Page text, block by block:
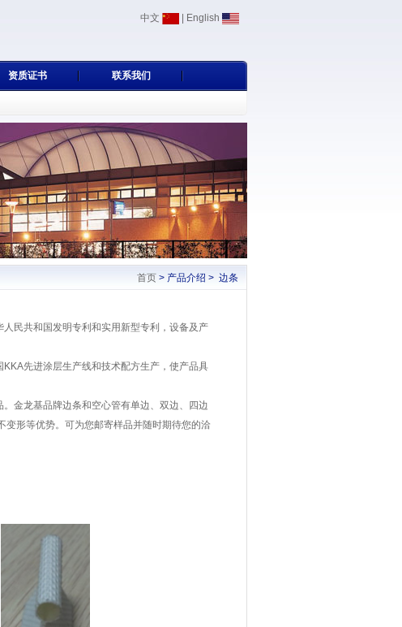
中文 English
资质证书 联系我们
首页> 产品介绍 > 边条
民共和国发明专利和实用新型专利，设备及产
先进涂层生产线和技术配方生产，使产品具
金龙基品牌边条和空心管有单边、双边、四边
形等优势。可为您邮寄样品并随时期待您的洽